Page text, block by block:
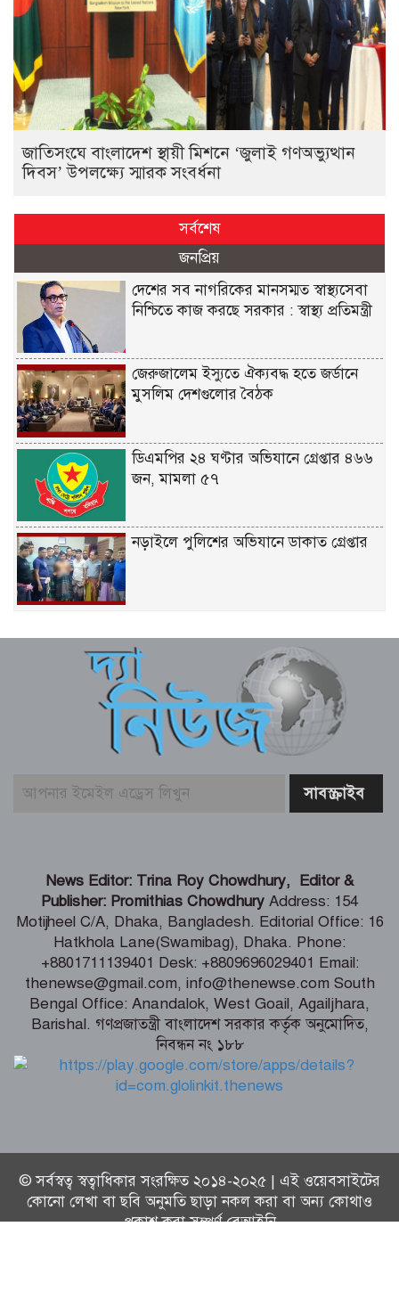
জাতিসংঘে বাংলাদেশ স্থায়ী মিশনে ‘জুলাই গণঅভ্যুত্থান
দিবস’ উপলক্ষ্যে স্মারক সংবর্ধনা
সর্বশেষ
জনপ্রিয়
দেশের সব নাগরিকের মানসম্মত স্বাস্থ্যসেবা
নিশ্চিতে কাজ করছে সরকার : স্বাস্থ্য প্রতিমন্ত্রী
জেরুজালেম ইস্যুতে ঐক্যবদ্ধ হতে জর্ডানে
মুসলিম দেশগুলোর বৈঠক
ডিএমপির ২৪ ঘণ্টার অভিযানে গ্রেপ্তার ৪৬৬
জন, মামলা ৫৭
নড়াইলে পুলিশের অভিযানে ডাকাত গ্রেপ্তার
সংখ্যালঘু তিন পরিবার
ট্রাম্পের হেলিকপ্টারের কাছাকাছি যাত্রীবাহী
বিমান, তদন্ত শুরু
রোমে বাংলাদেশ দূতাবাসে ‘জুলাই
গণঅভ্যুত্থান দিবস ২০২৬’ উদযাপিত:
স্বামী ভক্তিপ্রসাদ মধুসূদন গোস্বামী মহারাজের
আবির্ভাব তিথি আজ
জাতিসংঘে বাংলাদেশ স্থায়ী মিশনে ‘জুলাই
গণঅভ্যুত্থান দিবস’ উপলক্ষ্যে স্মারক সংবর্ধনা
হিরোশিমা দিবস: ‘ওপেনহাইমার’ সিনেমার
নির্মাণের নেপথ্যের বিস্ময়কর গল্প
News Editor: Trina Roy Chowdhury, Editor &
Publisher: Promithias Chowdhury Address: 154
Motijheel C/A, Dhaka, Bangladesh. Editorial Office: 16
Hatkhola Lane(Swamibag), Dhaka. Phone:
+8801711139401 Desk: +8809696029401 Email:
thenewse@gmail.com, info@thenewse.com South
Bengal Office: Anandalok, West Goail, Agailjhara,
Barishal. গণপ্রজাতন্ত্রী বাংলাদেশ সরকার কর্তৃক অনুমোদিত,
নিবন্ধন নং ১৮৮
© সর্বস্বত্ব স্বত্বাধিকার সংরক্ষিত ২০১৪-২০২৫ | এই ওয়েবসাইটের
কোনো লেখা বা ছবি অনুমতি ছাড়া নকল করা বা অন্য কোথাও
প্রকাশ করা সম্পূর্ণ বেআইনি